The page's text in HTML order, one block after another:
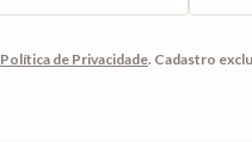
Política de Privacidade. Cadastro